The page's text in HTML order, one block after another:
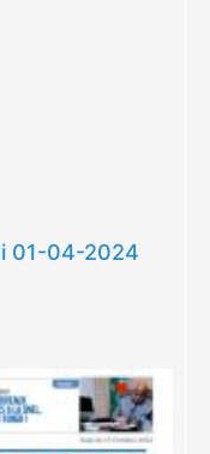
01-04-2024